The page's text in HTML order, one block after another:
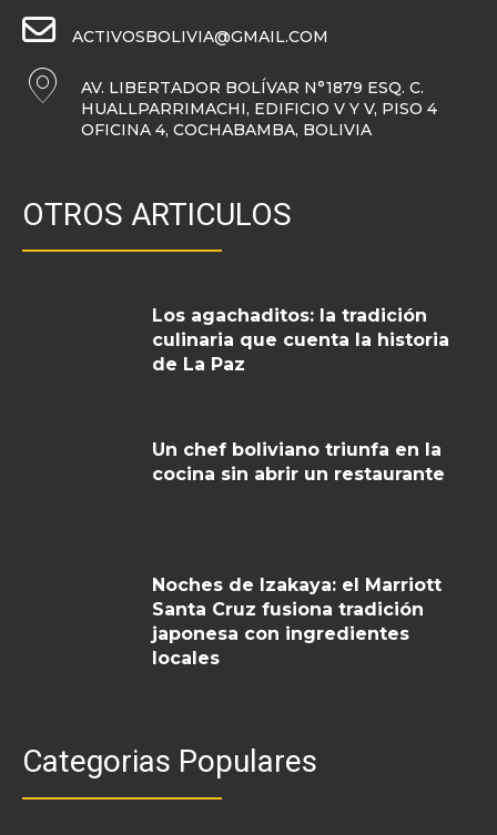
ACTIVOSBOLIVIA@GMAIL.COM
AV. LIBERTADOR BOLÍVAR N°1879 ESQ. C.
HUALLPARRIMACHI, EDIFICIO V Y V, PISO 4
OFICINA 4, COCHABAMBA, BOLIVIA
OTROS ARTICULOS
Los agachaditos: la tradición
culinaria que cuenta la historia
de La Paz
Un chef boliviano triunfa en la
cocina sin abrir un restaurante
Noches de Izakaya: el Marriott
Santa Cruz fusiona tradición
japonesa con ingredientes
locales
Categorias Populares